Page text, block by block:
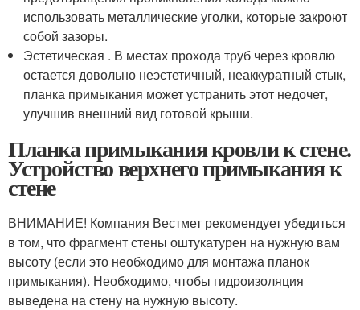
использовать металлические уголки, которые закроют
собой зазоры.
Эстетическая . В местах прохода труб через кровлю
остается довольно неэстетичный, неаккуратный стык,
планка примыкания может устранить этот недочет,
улучшив внешний вид готовой крыши.
Планка примыкания кровли к стене.
Устройство верхнего примыкания к
стене
ВНИМАНИЕ! Компания Вестмет рекомендует убедиться
в том, что фрагмент стены оштукатурен на нужную вам
высоту (если это необходимо для монтажа планок
примыкания). Необходимо, чтобы гидроизоляция
выведена на стену на нужную высоту.